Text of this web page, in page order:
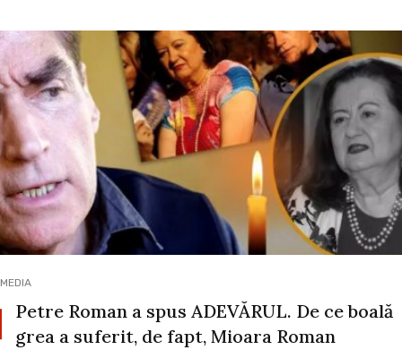
MEDIA
Petre Roman a spus ADEVĂRUL. De ce boală
grea a suferit, de fapt, Mioara Roman